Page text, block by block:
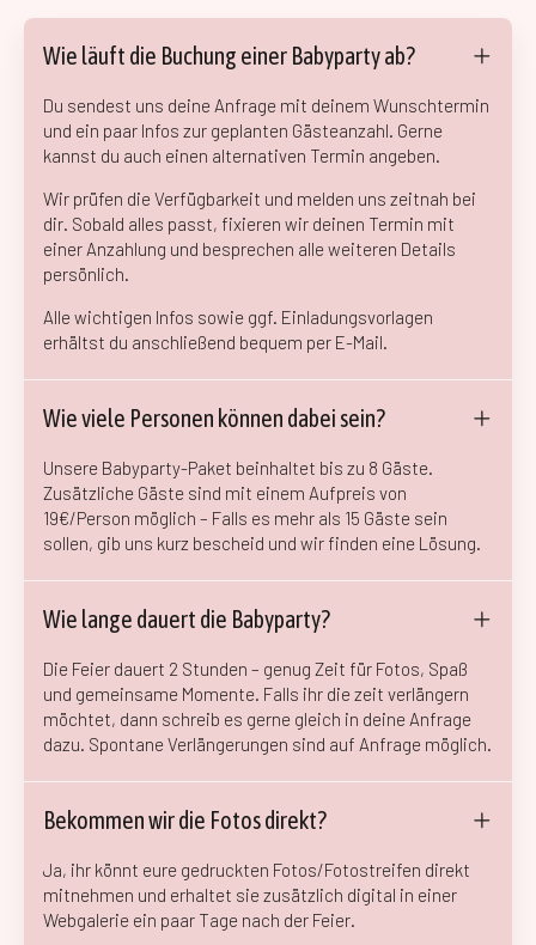
Wie läuft die Buchung einer Babyparty ab?
Du sendest uns deine Anfrage mit deinem Wunschtermin
und ein paar Infos zur geplanten Gästeanzahl. Gerne
kannst du auch einen alternativen Termin angeben.
Wir prüfen die Verfügbarkeit und melden uns zeitnah bei
dir. Sobald alles passt, fixieren wir deinen Termin mit
einer Anzahlung und besprechen alle weiteren Details
persönlich.
Alle wichtigen Infos sowie ggf. Einladungsvorlagen
erhältst du anschließend bequem per E-Mail.
Wie viele Personen können dabei sein?
Unsere Babyparty-Paket beinhaltet bis zu 8 Gäste.
Zusätzliche Gäste sind mit einem Aufpreis von
19€/Person möglich – Falls es mehr als 15 Gäste sein
sollen, gib uns kurz bescheid und wir finden eine Lösung.
Wie lange dauert die Babyparty?
Die Feier dauert 2 Stunden – genug Zeit für Fotos, Spaß
und gemeinsame Momente. Falls ihr die zeit verlängern
möchtet, dann schreib es gerne gleich in deine Anfrage
dazu. Spontane Verlängerungen sind auf Anfrage möglich.
Bekommen wir die Fotos direkt?
Ja, ihr könnt eure gedruckten Fotos/Fotostreifen direkt
mitnehmen und erhaltet sie zusätzlich digital in einer
Webgalerie ein paar Tage nach der Feier.